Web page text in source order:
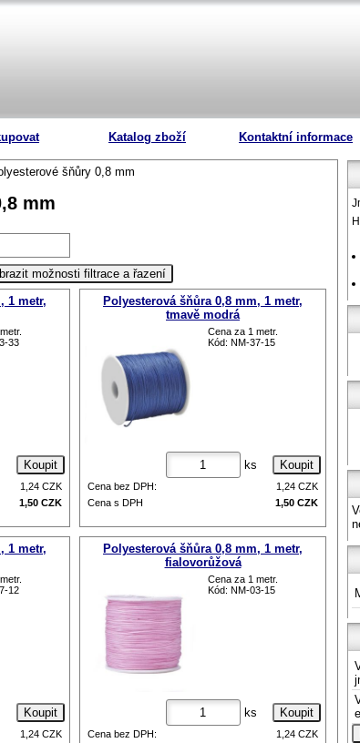
Katalog zboží Kontaktní informace
šňůry 0,8 mm
mm
1 metr,
33
1,24 CZK
1,50 CZK
Polyesterová šňůra 0,8 mm, 1 metr,
tmavě modrá
Cena za 1 metr.
Kód: NM-37-15
ks
Cena bez DPH: 1,24 CZK
Cena s DPH
1,50 CZK
1 metr,
12
1,24 CZK
Polyesterová šňůra 0,8 mm, 1 metr,
fialovorůžová
Cena za 1 metr.
Kód: NM-03-15
ks
Cena bez DPH: 1,24 CZK